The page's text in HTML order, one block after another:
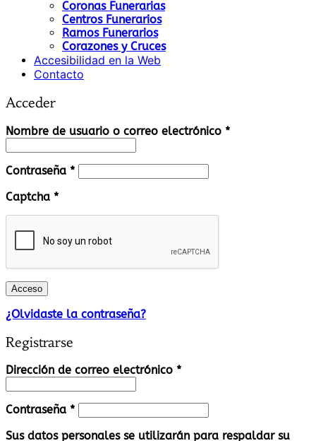
Coronas Funerarias
Centros Funerarios
Ramos Funerarios
Corazones y Cruces
Accesibilidad en la Web
Contacto
Acceder
Nombre de usuario o correo electrónico *Obligatorio
Contraseña *Obligatorio
Captcha *
Acceso
¿Olvidaste la contraseña?
Registrarse
Dirección de correo electrónico *Obligatorio
Contraseña *Obligatorio
Sus datos personales se utilizarán para respaldar su